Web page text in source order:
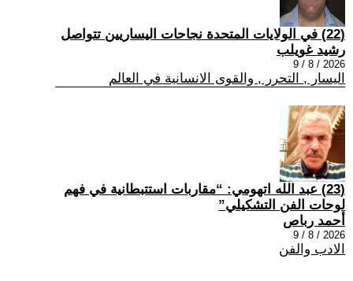
(22) في الولايات المتحدة نجاحات اليساريين تتواصل
رشيد غويلب
2026 / 8 / 9
اليسار , التحرر , والقوى الانسانية في العالم
(23) عبد الله اتهومي: “مقاربات استتبطانية في فهم
لوحات الفن التشكيلي”
أحمد رباص
2026 / 8 / 9
الادب والفن